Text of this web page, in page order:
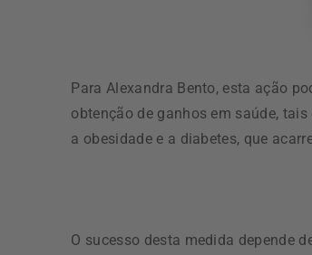
Para Alexandra Bento, esta ação
obtenção de ganhos em saúde,
a obesidade e a diabetes, que
O sucesso desta medida depende